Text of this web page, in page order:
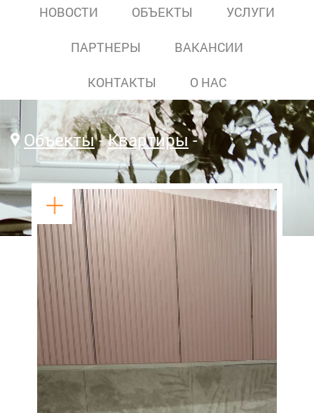
НОВОСТИ ОБЪЕКТЫ УСЛУГИ
ПАРТНЕРЫ ВАКАНСИИ
КОНТАКТЫ О НАС
Объекты Квартиры